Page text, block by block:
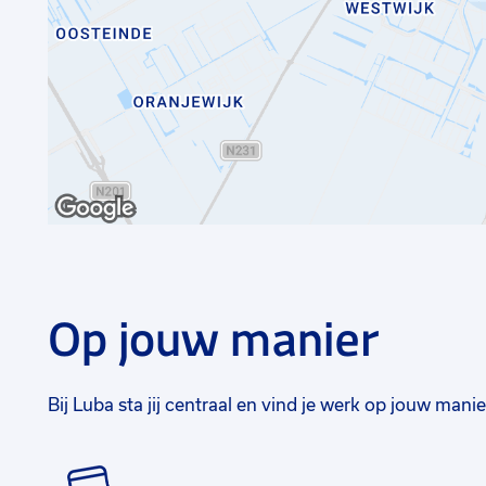
Op jouw manier
Bij Luba sta jij centraal en vind je werk op jouw